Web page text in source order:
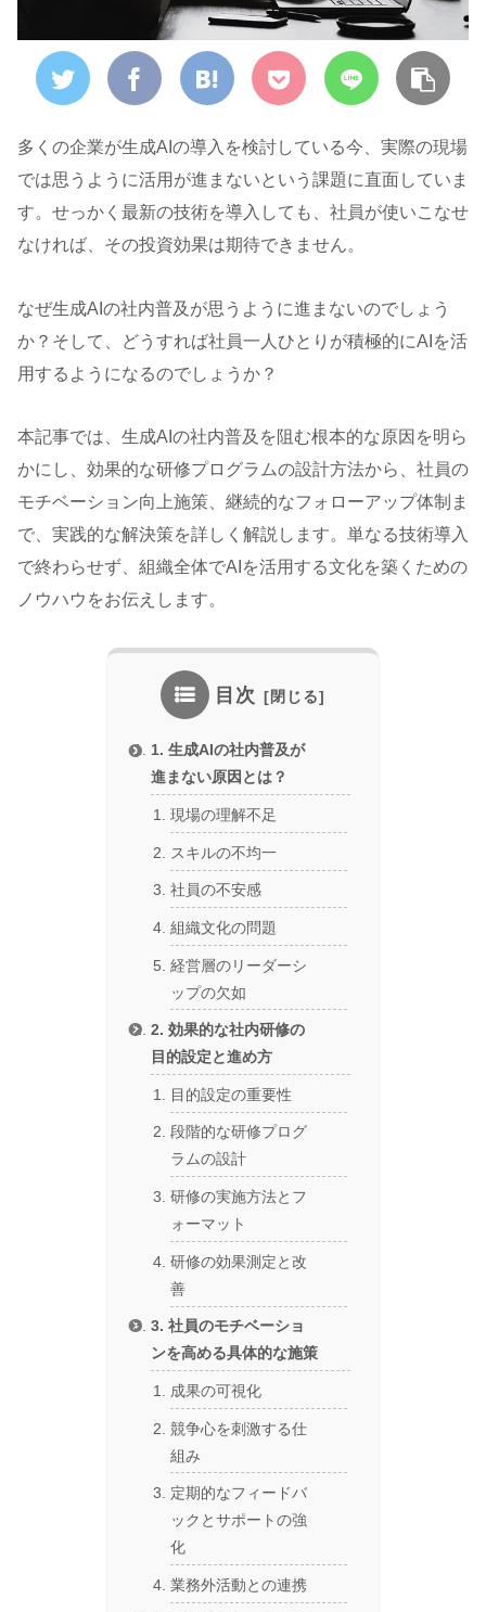
多くの企業が生成AIの導入を検討している今、実際の現場
では思うように活用が進まないという課題に直面していま
す。せっかく最新の技術を導入しても、社員が使いこなせ
なければ、その投資効果は期待できません。
なぜ生成AIの社内普及が思うように進まないのでしょう
か？そして、どうすれば社員一人ひとりが積極的にAIを活
用するようになるのでしょうか？
本記事では、生成AIの社内普及を阻む根本的な原因を明ら
かにし、効果的な研修プログラムの設計方法から、社員の
モチベーション向上施策、継続的なフォローアップ体制ま
で、実践的な解決策を詳しく解説します。単なる技術導入
で終わらせず、組織全体でAIを活用する文化を築くための
ノウハウをお伝えします。
目次
1. 生成AIの社内普及が
進まない原因とは？
現場の理解不足
スキルの不均一
社員の不安感
組織文化の問題
経営層のリーダーシ
ップの欠如
2. 効果的な社内研修の
目的設定と進め方
目的設定の重要性
段階的な研修プログ
ラムの設計
研修の実施方法とフ
ォーマット
研修の効果測定と改
善
3. 社員のモチベーショ
ンを高める具体的な施策
成果の可視化
競争心を刺激する仕
組み
定期的なフィードバ
ックとサポートの強
化
業務外活動との連携